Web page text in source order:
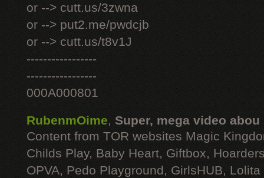
or --> cutt.us/3zwna
or --> put2.me/pwdcjb
or --> cutt.us/t8v1J
-----------------
-----------------
000A000801
RubenmOime, Super, mega video abou
Content from TOR websites Magic
Childs Play, Baby Heart, Giftbox,
OPVA, Pedo Playground, GirlsHUB, Lolita